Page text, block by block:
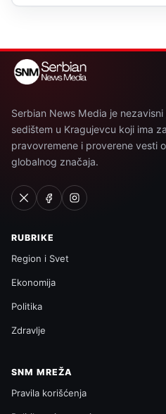
Serbian News Media je
sedištem u Kragujevcu koji ima
pravovremene i proverene vesti
globalnog značaja.
RUBRIKE
Region i Svet
Ekonomija
Politika
Zdravlje
SNM MREŽA
Pravila korišćenja